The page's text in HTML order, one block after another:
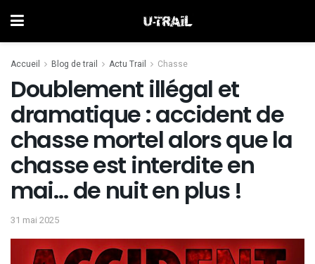
Accueil Blog de trail Actu Trail Chasse
Doublement illégal et
dramatique : accident de
chasse mortel alors que la
chasse est interdite en
mai… de nuit en plus !
31 mai 2025